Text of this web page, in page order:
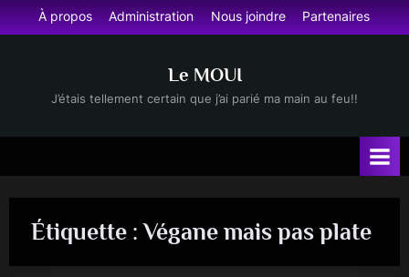
Skip
to
À propos Administration Nous joindre Partenaires
Le MOUI
J’étais tellement certain que j’ai parié ma main au feu!!
Étiquette :Végane mais pas plate